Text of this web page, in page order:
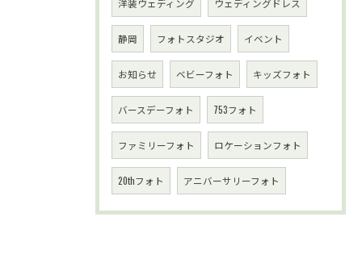
洋装ウェディング ウェディングドレス
静岡 フォトスタジオ イベント
お知らせ ベビーフォト キッズフォト
バースデーフォト 753フォト
ファミリーフォト ロケーションフォト
20thフォト アニバーサリーフォト